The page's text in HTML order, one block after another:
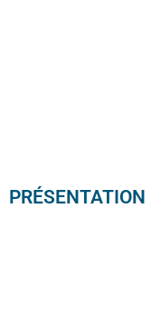
PRÉSENTATION